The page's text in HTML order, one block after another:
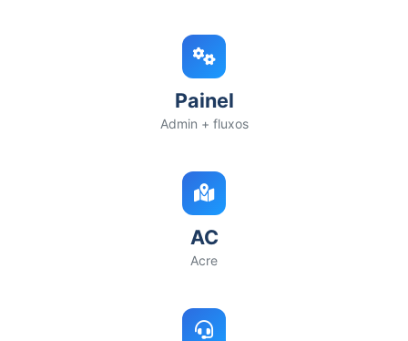
Painel
Admin + fluxos
AC
Acre